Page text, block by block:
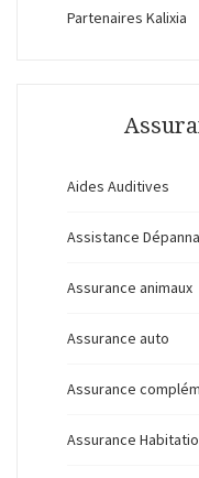
Partenaires Kalixia
Aides Auditives
Assistance
Assurance animaux
Assurance auto
Assurance
Assurance